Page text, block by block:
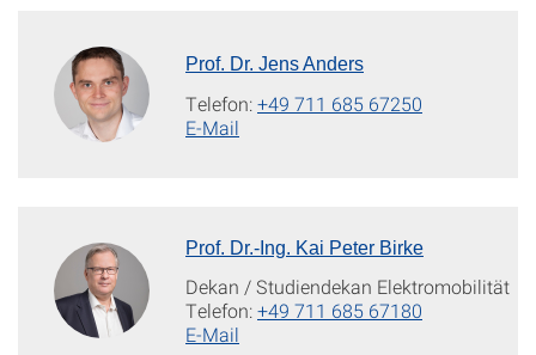
Prof. Dr. Jens Anders
Telefon:+49 711 685 67250
E-Mail
Prof. Dr.-Ing. Kai Peter Birke
Dekan / Studiendekan Elektromobilität
Telefon:+49 711 685 67180
E-Mail